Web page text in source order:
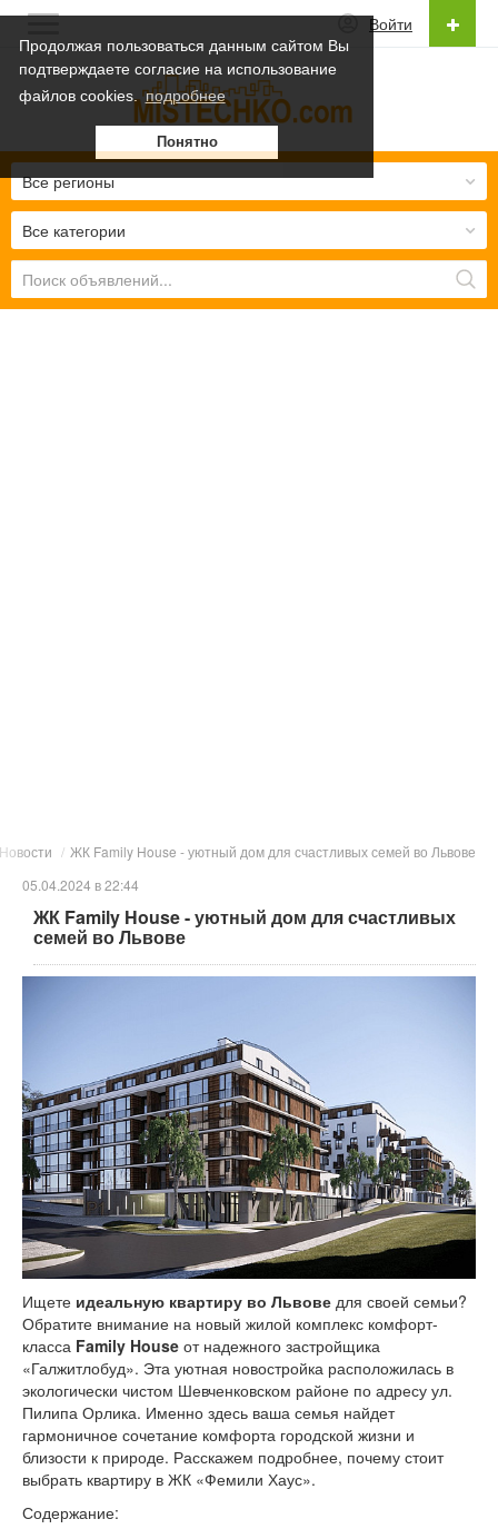
Продолжая пользоваться данным сайтом Вы
подтверждаете согласие на использование
файлов cookies. подробнее
Понятно
Войти
Русский
Українська
Русский
Все категории
Все регионы
Новости / ЖК Family House - уютный дом для счастливых семей во Львове
05.04.2024 в 22:44
ЖК Family House - уютный дом для счастливых
семей во Львове
Ищете идеальную квартиру во Львове для своей семьи?
Обратите внимание на новый жилой комплекс комфорт-
класса Family House от надежного застройщика
«Галжитлобуд». Эта уютная новостройка расположилась в
экологически чистом Шевченковском районе по адресу ул.
Пилипа Орлика. Именно здесь ваша семья найдет
гармоничное сочетание комфорта городской жизни и
близости к природе. Расскажем подробнее, почему стоит
выбрать квартиру в ЖК «Фемили Хаус».
Содержание: